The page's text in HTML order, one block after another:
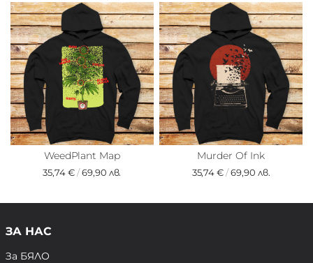
WeedPlant Map
35,74 €/69,90 лв.
Murder Of Ink
35,74 €/69,90 лв.
ЗА НАС
За БЯЛО